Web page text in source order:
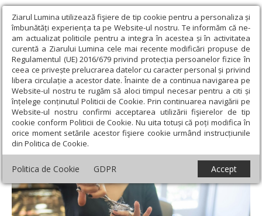
Ziarul Lumina utilizează fişiere de tip cookie pentru a personaliza și
îmbunătăți experiența ta pe Website-ul nostru. Te informăm că ne-
am actualizat politicile pentru a integra în acestea și în activitatea
curentă a Ziarului Lumina cele mai recente modificări propuse de
Regulamentul (UE) 2016/679 privind protecția persoanelor fizice în
ceea ce privește prelucrarea datelor cu caracter personal și privind
libera circulație a acestor date. Înainte de a continua navigarea pe
Website-ul nostru te rugăm să aloci timpul necesar pentru a citi și
înțelege conținutul Politicii de Cookie. Prin continuarea navigării pe
Website-ul nostru confirmi acceptarea utilizării fişierelor de tip
cookie conform Politicii de Cookie. Nu uita totuși că poți modifica în
orice moment setările acestor fişiere cookie urmând instrucțiunile
din Politica de Cookie.
Politica de Cookie GDPR Accept
Ziarul Lumina › Societate › Actualitate socială › Cele mai mari
scumpiri: margarina, igiena și cosmetica
Cele mai mari scumpiri: margarina, igiena
și cosmetica